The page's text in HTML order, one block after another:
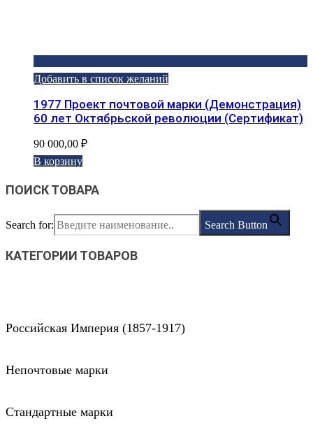
Добавить в список желаний
1977 Проект почтовой марки (Демонстрация)
60 лет Октябрьской революции (Сертификат)
90 000,00 ₽
В корзину
ПОИСК ТОВАРА
Search for: Search Button
КАТЕГОРИИ ТОВАРОВ
Российская Империя (1857-1917)
Непочтовые марки
Стандартные марки